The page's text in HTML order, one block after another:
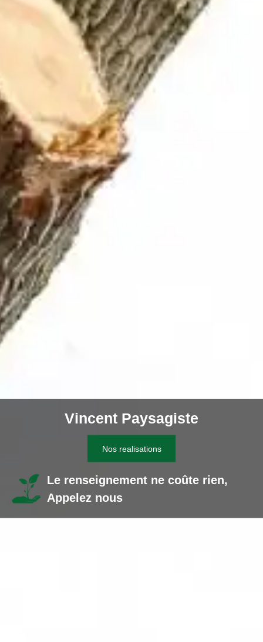
Vincent Paysagiste
Nos realisations
Le renseignement ne coûte rien,
Appelez nous